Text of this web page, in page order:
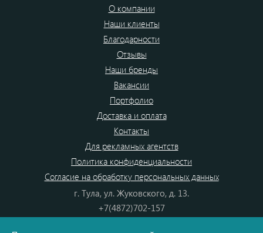
О компании
Наши клиенты
Благодарности
Отзывы
Наши бренды
Вакансии
Портфолио
Доставка и оплата
Контакты
Для рекламных агентств
Политика конфиденциальности
Согласие на обработку персональных данных
г. Тула, ул. Жуковского, д. 13.
+7(4872)702-157